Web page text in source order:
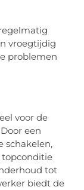
vroegtijdig
problemen
voor de
een
schakelen,
topconditie
tot
biedt de